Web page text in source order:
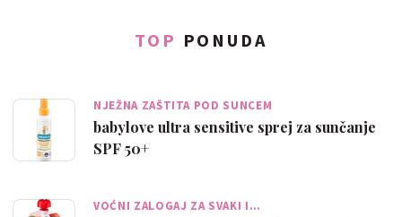
TOP PONUDA
NJEŽNA ZAŠTITA POD SUNCEM
babylove ultra sensitive sprej za sunčanje
SPF 50+
VOĆNI ZALOGAJ ZA SVAKI I…